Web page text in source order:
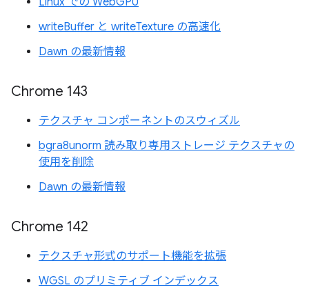
writeBuffer と writeTexture の高速化
Dawn の最新情報
Chrome 143
テクスチャ コンポーネントのスウィズル
bgra8unorm 読み取り専用ストレージ テクスチャの
使用を削除
Dawn の最新情報
Chrome 142
テクスチャ形式のサポート機能を拡張
WGSL のプリミティブ インデックス